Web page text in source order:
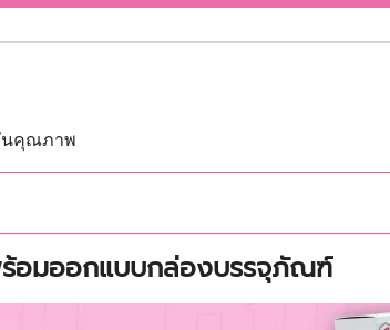
นคุณภาพ
อมออกแบบกล่องบรรจุภัณฑ์